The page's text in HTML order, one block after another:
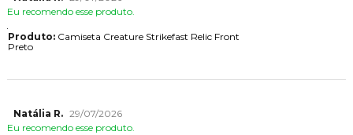
Eu recomendo esse produto.
Produto:Camiseta Creature Strikefast Relic Front
Preto
Natália R. 29/07/2026
Eu recomendo esse produto.